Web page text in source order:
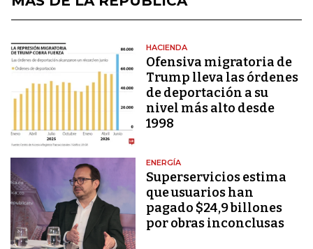
HACIENDA
Ofensiva migratoria de
Trump lleva las órdenes
de deportación a su
nivel más alto desde
1998
ENERGÍA
Superservicios estima
que usuarios han
pagado $24,9 billones
por obras inconclusas